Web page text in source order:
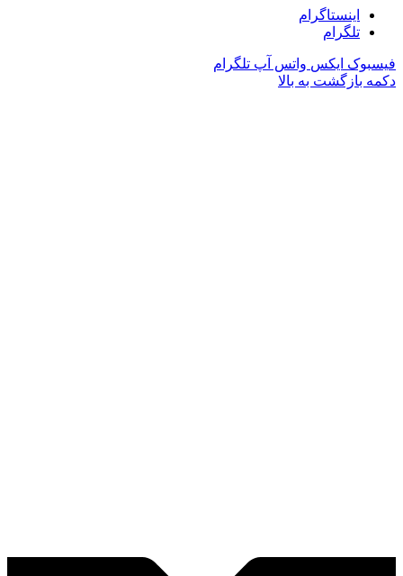
اینستاگرام
تلگرام
فیسبوک ایکس واتس آپ تلگرام
دکمه بازگشت به بالا